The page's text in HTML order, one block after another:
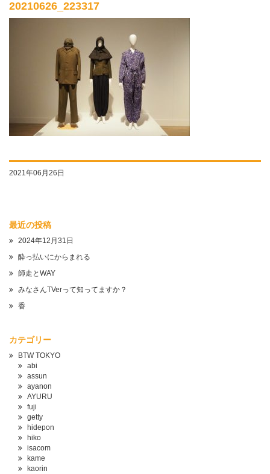
20210626_223317
2021年06月26日
最近の投稿
2024年12月31日
酔っ払いにからまれる
師走とWAY
みなさんTVerって知ってますか？
香
カテゴリー
BTW TOKYO
abi
assun
ayanon
AYURU
fuji
getty
hidepon
hiko
isacom
kame
kaorin